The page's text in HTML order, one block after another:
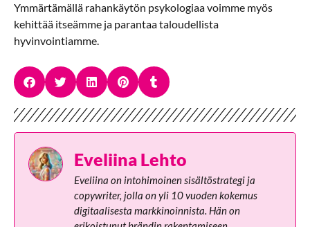
Ymmärtämällä rahankäytön psykologiaa voimme myös
kehittää itseämme ja parantaa taloudellista
hyvinvointiamme.
Eveliina Lehto
Eveliina on intohimoinen sisältöstrategi ja
copywriter, jolla on yli 10 vuoden kokemus
digitaalisesta markkinoinnista. Hän on